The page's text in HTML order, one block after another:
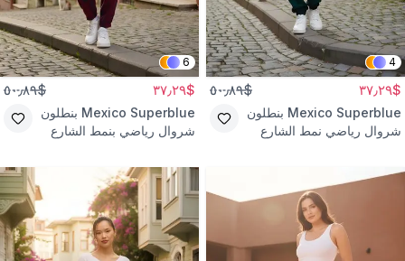
4
$٣٧٫٢٩ $٥٠٫٨٩
Mexico Superblue بنطلون
شروال رياضي نمط الشارع
6
$٣٧٫٢٩ $٥٠٫٨٩
Mexico Superblue بنطلون
شروال رياضي بنمط الشارع